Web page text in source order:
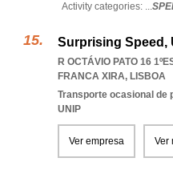
Activity categories: ...
Surprising Speed,
R OCTÁVIO PATO 16
FRANCA XIRA, LISBOA
Transporte ocasional de
UNIP
Ver empresa Ver